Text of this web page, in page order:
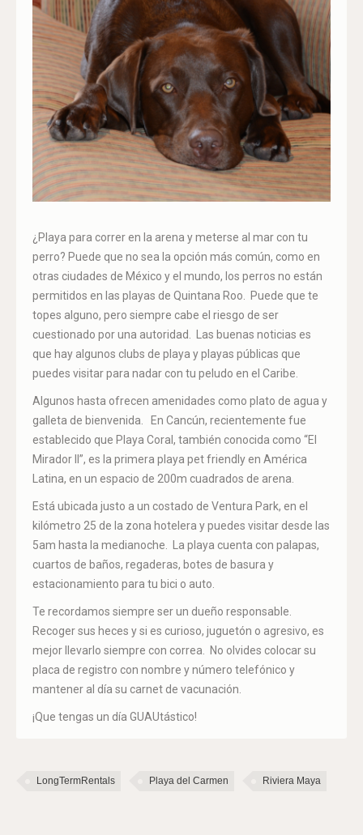
¿Playa para correr en la arena y meterse al mar con tu
perro? Puede que no sea la opción más común, como en
otras ciudades de México y el mundo, los perros no están
permitidos en las playas de Quintana Roo. Puede que te
topes alguno, pero siempre cabe el riesgo de ser
cuestionado por una autoridad. Las buenas noticias es
que hay algunos clubs de playa y playas públicas que
puedes visitar para nadar con tu peludo en el Caribe.
Algunos hasta ofrecen amenidades como plato de agua y
galleta de bienvenida. En Cancún, recientemente fue
establecido que Playa Coral, también conocida como “El
Mirador II”, es la primera playa pet friendly en América
Latina, en un espacio de 200m cuadrados de arena.
Está ubicada justo a un costado de Ventura Park, en el
kilómetro 25 de la zona hotelera y puedes visitar desde las
5am hasta la medianoche. La playa cuenta con palapas,
cuartos de baños, regaderas, botes de basura y
estacionamiento para tu bici o auto.
Te recordamos siempre ser un dueño responsable.
Recoger sus heces y si es curioso, juguetón o agresivo, es
mejor llevarlo siempre con correa. No olvides colocar su
placa de registro con nombre y número telefónico y
mantener al día su carnet de vacunación.
¡Que tengas un día GUAUtástico!
LongTermRentals Playa del Carmen Riviera Maya